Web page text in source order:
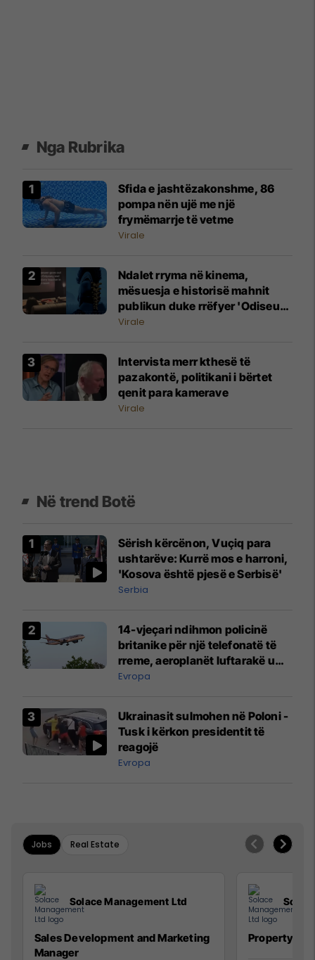
Nga Rubrika
Sfida e jashtëzakonshme, 86
pompa nën ujë me një
frymëmarrje të vetme
Virale
Ndalet rryma në kinema,
mësuesja e historisë mahnit
publikun duke rrëfyer 'Odiseun'
gojarisht
Virale
Intervista merr kthesë të
pazakontë, politikani i bërtet
qenit para kamerave
Virale
Në trend Botë
Sërish kërcënon, Vuçiq para
ushtarëve: Kurrë mos e harroni,
'Kosova është pjesë e Serbisë'
Serbia
14-vjeçari ndihmon policinë
britanike për një telefonatë të
rreme, aeroplanët luftarakë u
ngritën në ajër për të
Mançesterit
Evropa
Ukrainasit sulmohen në Poloni -
Tusk i kërkon presidentit të
reagojë
Evropa
Jobs Real Estate
Solace Management Ltd
Sales Development and Marketing
Manager
Property